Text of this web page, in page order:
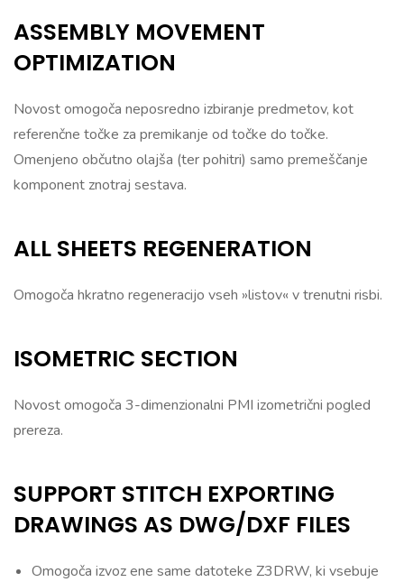
ASSEMBLY MOVEMENT
OPTIMIZATION
Novost omogoča neposredno izbiranje predmetov, kot
referenčne točke za premikanje od točke do točke.
Omenjeno občutno olajša (ter pohitri) samo premeščanje
komponent znotraj sestava.
ALL SHEETS REGENERATION
Omogoča hkratno regeneracijo vseh »listov« v trenutni risbi.
ISOMETRIC SECTION
Novost omogoča 3-dimenzionalni PMI izometrični pogled
prereza.
SUPPORT STITCH EXPORTING
DRAWINGS AS DWG/DXF FILES
Omogoča izvoz ene same datoteke Z3DRW, ki vsebuje